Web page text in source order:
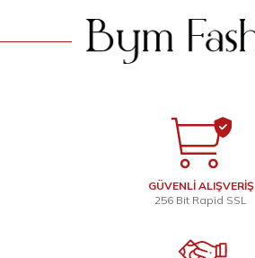
GÜVENLİ ALIŞVERİŞ
256 Bit Rapid SSL